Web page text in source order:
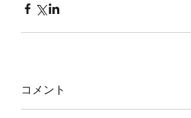
コメント